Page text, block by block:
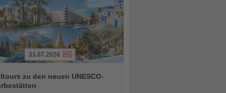
31.07.2026
zu den neuen UNESCO-